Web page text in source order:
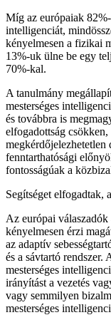
Míg az európaiak
intelligenciát,
kényelmesen a fizikai
13%-uk ülne be egy
70%-kal.
A tanulmány
mesterséges
és továbbra is
elfogadottság
fenntarthatósági
fontosságúak a
Segítséget elfogadtak,
Az európai
kényelmesen érzi
az adaptív
és a sávtartó
mesterséges
irányítást a vezetés
vagy semmilyen
mesterséges